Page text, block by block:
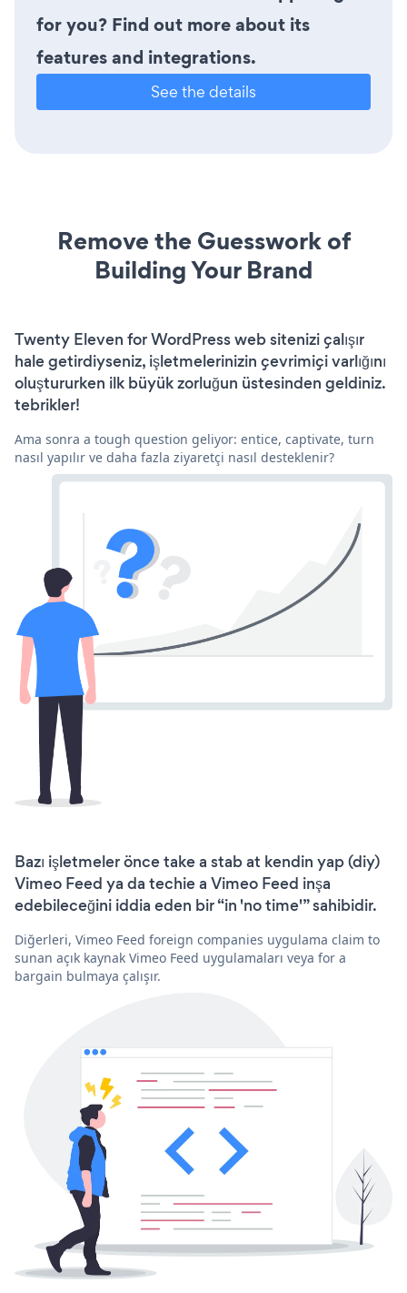
for you? Find out more about its
features and integrations.
See the details
Remove the Guesswork of
Building Your Brand
Twenty Eleven for WordPress web sitenizi çalışır
hale getirdiyseniz, işletmelerinizin çevrimiçi varlığını
oluştururken ilk büyük zorluğun üstesinden geldiniz.
tebrikler!
Ama sonra a tough question geliyor: entice, captivate, turn
nasıl yapılır ve daha fazla ziyaretçi nasıl desteklenir?
Bazı işletmeler önce take a stab at kendin yap (diy)
Vimeo Feed ya da techie a Vimeo Feed inşa
edebileceğini iddia eden bir “in 'no time'” sahibidir.
Diğerleri, Vimeo Feed foreign companies uygulama claim to
sunan açık kaynak Vimeo Feed uygulamaları veya for a
bargain bulmaya çalışır.